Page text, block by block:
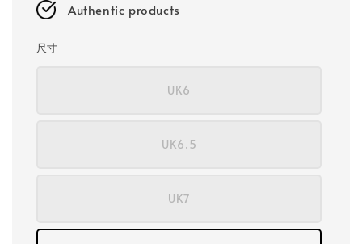
Authentic products
尺寸
UK6
UK6.5
UK7